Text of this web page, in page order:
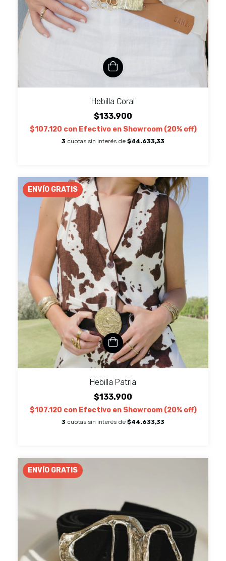
Hebilla Coral
$133.900
$107.120 con Efectivo en Showroom (20% off)
3 cuotas sin interés de $44.633,33
ENVÍO GRATIS
Hebilla Patria
$133.900
$107.120 con Efectivo en Showroom (20% off)
3 cuotas sin interés de $44.633,33
ENVÍO GRATIS